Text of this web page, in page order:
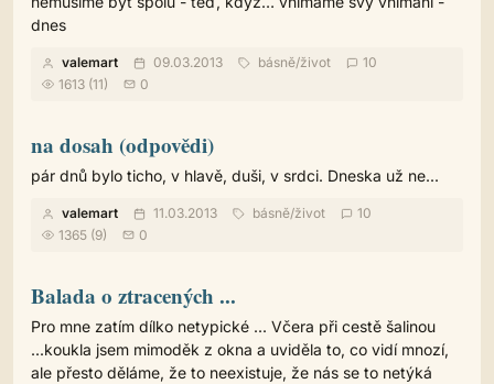
dnes
valemart 09.03.2013 básně/život
10
1613 (11)
0
na dosah (odpovědi)
pár dnů bylo ticho, v hlavě, duši, v srdci. Dneska už ne...
valemart 11.03.2013 básně/život
10
1365 (9)
0
Balada o ztracených ...
Pro mne zatím dílko netypické ... Včera při cestě šalinou
...koukla jsem mimoděk z okna a uviděla to, co vidí mnozí,
ale přesto děláme, že to neexistuje, že nás se to netýká